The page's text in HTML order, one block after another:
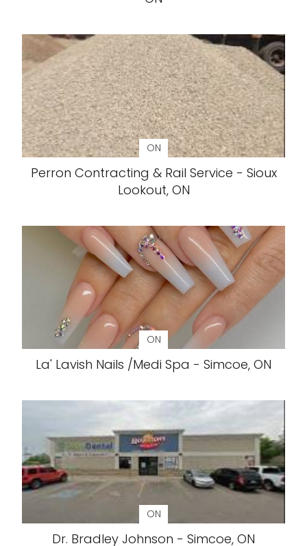
ON
Perron Contracting & Rail Service - Sioux
Lookout, ON
ON
La' Lavish Nails /Medi Spa - Simcoe, ON
ON
Dr. Bradley Johnson - Simcoe, ON